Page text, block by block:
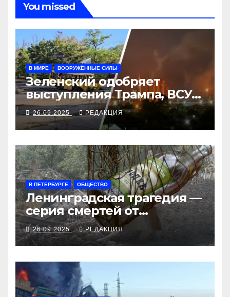
You missed
В МИРЕ ВООРУЖЁННЫЕ СИЛЫ
Зеленский одобряет
выступления Трампа, ВСУ
закрыли Добропольский
рубеж
26.09.2025 РЕДАКЦИЯ
В ПЕТЕРБУРГЕ ОБЩЕСТВО
Ленинградская трагедия —
серия смертей от
алкосуррогата
26.09.2025 РЕДАКЦИЯ